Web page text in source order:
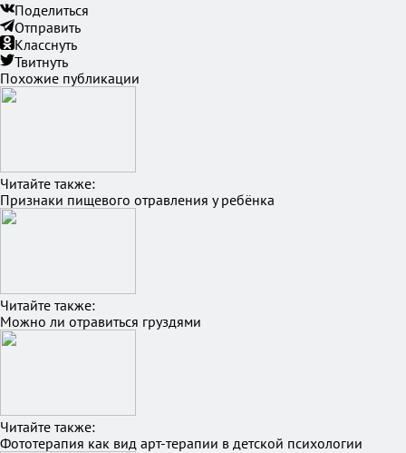
Поделиться
Отправить
Класснуть
Твитнуть
Похожие публикации
Читайте также:
Признаки пищевого отравления у ребёнка
Читайте также:
Можно ли отравиться груздями
Читайте также:
Фототерапия как вид арт-терапии в детской психологии